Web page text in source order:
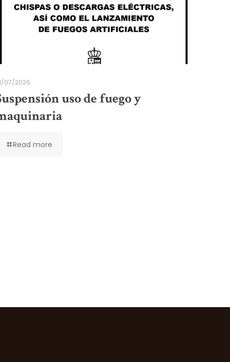
07/2026
uso de fuego y
Read more